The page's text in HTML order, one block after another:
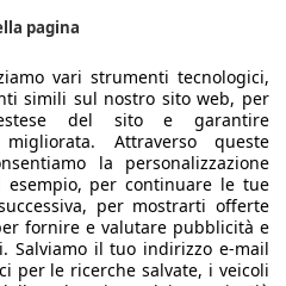
pagina
vari strumenti tecnologici,
simili sul nostro sito web, per
del sito e garantire
Attraverso queste
la personalizzazione
per continuare le tue
per mostrarti offerte
fornire e valutare pubblicità e
Salviamo il tuo indirizzo e-mail
per le ricerche salvate, i veicoli